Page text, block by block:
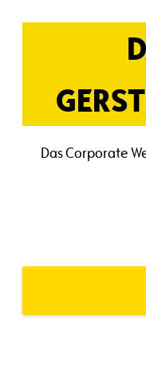
Inhalt
Das Corporate